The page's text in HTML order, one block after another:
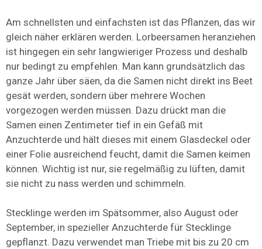
Am schnellsten und einfachsten ist das Pflanzen, das wir
gleich näher erklären werden. Lorbeersamen heranziehen
ist hingegen ein sehr langwieriger Prozess und deshalb
nur bedingt zu empfehlen. Man kann grundsätzlich das
ganze Jahr über säen, da die Samen nicht direkt ins Beet
gesät werden, sondern über mehrere Wochen
vorgezogen werden müssen. Dazu drückt man die
Samen einen Zentimeter tief in ein Gefäß mit
Anzuchterde und hält dieses mit einem Glasdeckel oder
einer Folie ausreichend feucht, damit die Samen keimen
können. Wichtig ist nur, sie regelmäßig zu lüften, damit
sie nicht zu nass werden und schimmeln.
Stecklinge werden im Spätsommer, also August oder
September, in spezieller Anzuchterde für Stecklinge
gepflanzt. Dazu verwendet man Triebe mit bis zu 20 cm